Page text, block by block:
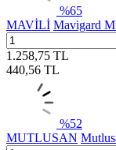
%65
MAVİLİ Mavigard
1.258,75 TL
440,56 TL
%52
MUTLUSAN